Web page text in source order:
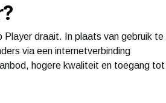
Player draait. In plaats van gebruik te
via een internetverbinding
hogere kwaliteit en toegang tot